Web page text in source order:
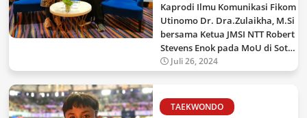
Kaprodi Ilmu Komunikasi Fikom
Utinomo Dr. Dra.Zulaikha, M.Si
bersama Ketua JMSI NTT Robert
Stevens Enok pada MoU di Sot…
Juli 26, 2024
TAEKWONDO